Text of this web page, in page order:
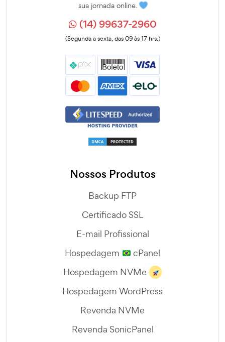
sua jornada online.
(14) 99637-2960
(Segunda a sexta, das 09 às 17 hrs.)
Nossos Produtos
Backup FTP
Certificado SSL
E-mail Profissional
Hospedagem
cPanel
Hospedagem NVMe
Hospedagem WordPress
Revenda NVMe
Revenda SonicPanel